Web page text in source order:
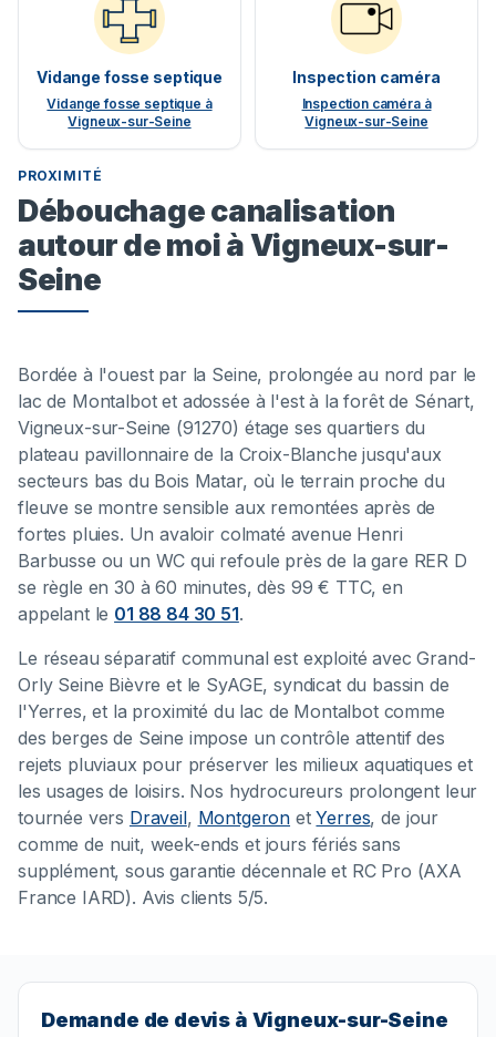
Vidange fosse septique
Vidange fosse septique à
Vigneux-sur-Seine
Inspection caméra
Inspection caméra à
Vigneux-sur-Seine
PROXIMITÉ
Débouchage canalisation
autour de moi à Vigneux-sur-
Seine
Bordée à l'ouest par la Seine, prolongée au nord par le
lac de Montalbot et adossée à l'est à la forêt de Sénart,
Vigneux-sur-Seine (91270) étage ses quartiers du
plateau pavillonnaire de la Croix-Blanche jusqu'aux
secteurs bas du Bois Matar, où le terrain proche du
fleuve se montre sensible aux remontées après de
fortes pluies. Un avaloir colmaté avenue Henri
Barbusse ou un WC qui refoule près de la gare RER D
se règle en 30 à 60 minutes, dès 99 € TTC, en
appelant le 01 88 84 30 51.
Le réseau séparatif communal est exploité avec Grand-
Orly Seine Bièvre et le SyAGE, syndicat du bassin de
l'Yerres, et la proximité du lac de Montalbot comme
des berges de Seine impose un contrôle attentif des
rejets pluviaux pour préserver les milieux aquatiques et
les usages de loisirs. Nos hydrocureurs prolongent leur
tournée vers Draveil, Montgeron etYerres, de jour
comme de nuit, week-ends et jours fériés sans
supplément, sous garantie décennale et RC Pro (AXA
France IARD). Avis clients 5/5.
Demande de devis à Vigneux-sur-Seine